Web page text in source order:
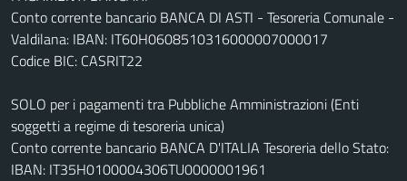
Conto corrente bancario BANCA DI ASTI - Tesoreria Comunale -
Valdilana: IBAN: IT60H0608510316000007000017
Codice BIC: CASRIT22
SOLO per i pagamenti tra Pubbliche Amministrazioni (Enti
soggetti a regime di tesoreria unica)
Conto corrente bancario BANCA D'ITALIA Tesoreria dello Stato:
IBAN: IT35H0100004306TU0000001961